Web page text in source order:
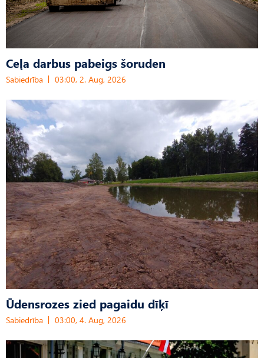
Ceļa darbus pabeigs šoruden
Sabiedrība 03:00, 2. Aug, 2026
Ūdensrozes zied pagaidu dīķī
Sabiedrība 03:00, 4. Aug, 2026